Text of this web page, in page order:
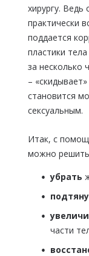
хирургу. Ведь
практически
поддается
пластики
за несколько
–
становится
сексуальным.
Итак, с
можно
убрать
части